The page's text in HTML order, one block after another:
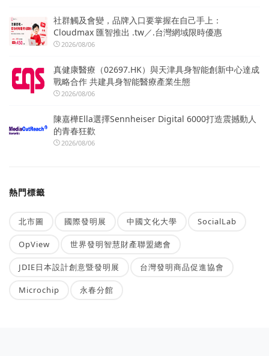
社群觸及會變，品牌入口要掌握在自己手上：
Cloudmax 匯智推出 .tw／.台灣網域限時優惠
2026/08/06
真健康醫療（02697.HK）與天津具身智能創新中心達成
戰略合作 共建具身智能醫療產業生態
2026/08/06
陳嘉樺Ella選擇Sennheiser Digital 6000打造震撼動人
的青春狂歡
2026/08/06
熱門標籤
北市圖 國際發明展 中國文化大學 SocialLab
OpView 世界發明智慧財產聯盟總會
JDIE日本設計創意暨發明展 台灣發明商品促進協會
Microchip 永春分館